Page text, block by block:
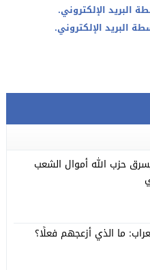
البريد الإلكتروني.
البريد الإلكتروني.
حزب الله أموال الشعب
ما الذي أزعجهم فعلًا؟